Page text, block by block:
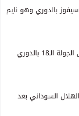
بالدوري وهو نايم
10 مواجهات قوية فى الجولة الـ18 بالدوري
السوداني بعد